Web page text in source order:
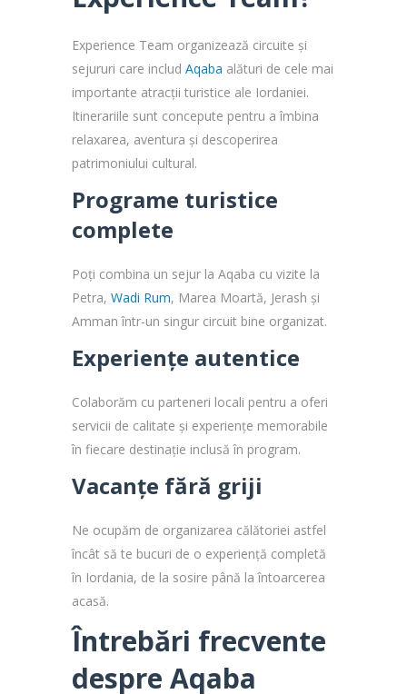
Experience Team organizează circuite și
sejururi care includ Aqaba alături de cele mai
importante atracții turistice ale Iordaniei.
Itinerariile sunt concepute pentru a îmbina
relaxarea, aventura și descoperirea
patrimoniului cultural.
Programe turistice
complete
Poți combina un sejur la Aqaba cu vizite la
Petra, Wadi Rum, Marea Moartă, Jerash și
Amman într-un singur circuit bine organizat.
Experiențe autentice
Colaborăm cu parteneri locali pentru a oferi
servicii de calitate și experiențe memorabile
în fiecare destinație inclusă în program.
Vacanțe fără griji
Ne ocupăm de organizarea călătoriei astfel
încât să te bucuri de o experiență completă
în Iordania, de la sosire până la întoarcerea
acasă.
Întrebări frecvente
despre Aqaba